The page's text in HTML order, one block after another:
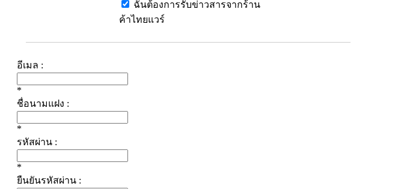
ฉันต้องการรับข่าวสารจากร้าน
ค้าไทยแวร์
อีเมล :
*
ชื่อนามแฝง :
*
รหัสผ่าน :
*
ยืนยันรหัสผ่าน :